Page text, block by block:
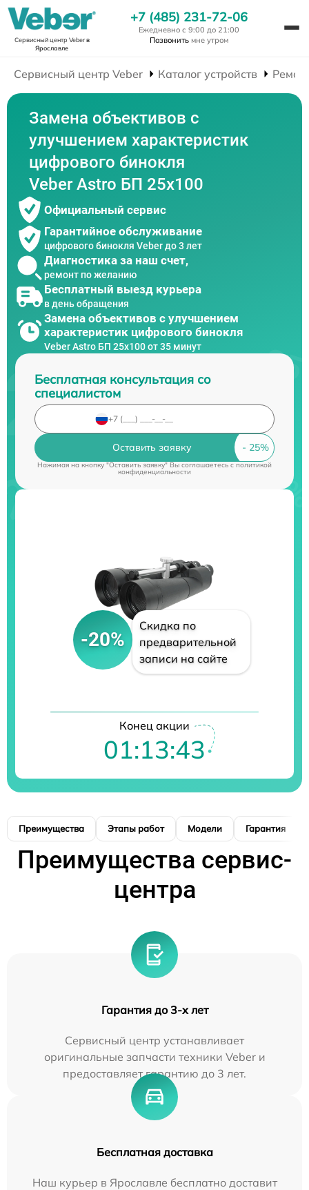
Сервисный центр Veberв
Ярославле
+7 (485) 231-72-06
Ежедневно с 9:00 до 21:00
Позвонить мне утром
Сервисный центр Veber Каталог устройств
Замена объективов с
улучшением характеристик
цифрового бинокля
Veber Astro БП 25x100
Официальный сервис
Гарантийное обслуживание
цифрового бинокля Veber до 3 лет
Диагностика за наш счет,
ремонт по желанию
Бесплатный выезд курьера
в день обращения
Замена объективов с улучшением
характеристик цифрового бинокля
Veber Astro БП 25x100 от 35 минут
Бесплатная консультация со
специалистом
Оставить заявку
Нажимая на кнопку "Оставить заявку" Вы соглашаетесь cполитикой
конфиденциальности
-20%
Скидка по
предварительной
записи на сайте
Конец акции
01:13:42
Преимущества Этапы работ Модели Гарантия
Преимущества сервис-
центра
Гарантия до 3-х лет
Сервисный центр устанавливает
оригинальные запчасти техники Veber и
предоставляет гарантию до 3 лет.
Бесплатная доставка
Наш курьер в Ярославле бесплатно доставит